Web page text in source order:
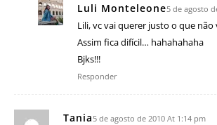
Luli Monteleone5 de agosto
Lili, vc vai querer justo o que não
Assim fica difícil… hahahahaha
Bjks!!!
Responder
Tania 5 de agosto de 2010 At 1:14 pm